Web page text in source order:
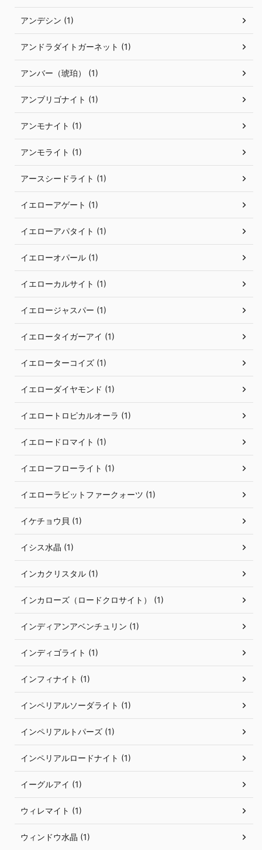
アンデシン (1)
アンドラダイトガーネット (1)
アンバー（琥珀） (1)
アンブリゴナイト (1)
アンモナイト (1)
アンモライト (1)
アースシードライト (1)
イエローアゲート (1)
イエローアパタイト (1)
イエローオパール (1)
イエローカルサイト (1)
イエロージャスパー (1)
イエロータイガーアイ (1)
イエローターコイズ (1)
イエローダイヤモンド (1)
イエロートロピカルオーラ (1)
イエロードロマイト (1)
イエローフローライト (1)
イエローラビットファークォーツ (1)
イケチョウ貝 (1)
イシス水晶 (1)
インカクリスタル (1)
インカローズ（ロードクロサイト） (1)
インディアンアベンチュリン (1)
インディゴライト (1)
インフィナイト (1)
インペリアルソーダライト (1)
インペリアルトパーズ (1)
インペリアルロードナイト (1)
イーグルアイ (1)
ウィレマイト (1)
ウィンドウ水晶 (1)